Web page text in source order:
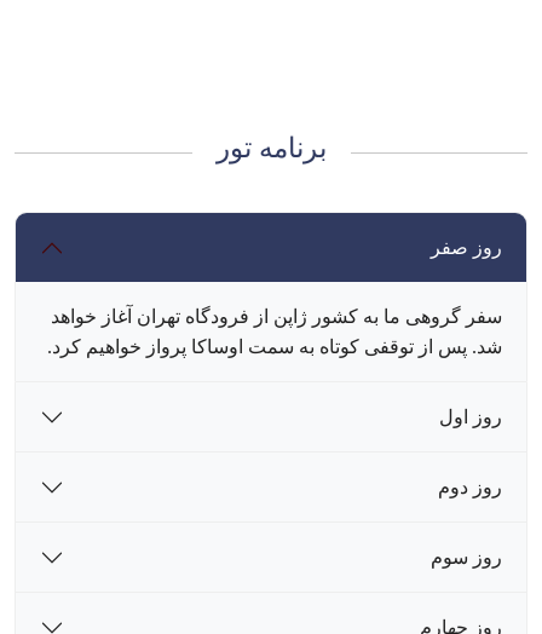
برنامه تور
روز صفر
سفر گروهی ما به کشور ژاپن از فرودگاه تهران آغاز خواهد
شد. پس از توقفی کوتاه به سمت اوساکا پرواز خواهیم کرد.
روز اول
روز دوم
روز سوم
روز چهارم